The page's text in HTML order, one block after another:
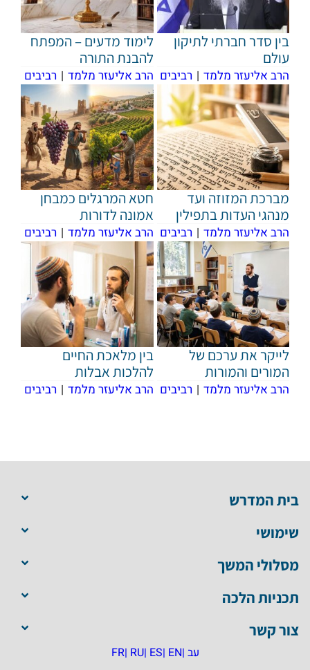
בין סדר חברתי לתיקון
עולם
הרב אליעזר מלמד | רביבים
לימוד מדעים – המפתח
להבנת התורה
הרב אליעזר מלמד | רביבים
מברכת המזוזה ועד
מנהגי העדות בתפילין
הרב אליעזר מלמד | רביבים
חטא המרגלים כמבחן
אמונה לדורות
הרב אליעזר מלמד | רביבים
לייקר את ערכם של
המורים והמורות
הרב אליעזר מלמד | רביבים
בין מלאכת החיים
להלכות אבלות
הרב אליעזר מלמד | רביבים
בית המדרש
שימושי
מסלולי המשך
תכניות הלכה
צור קשר
עב |EN |
ES |
RU |
FR